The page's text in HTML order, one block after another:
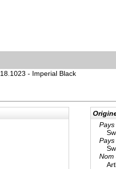
18.1023 - Imperial Black